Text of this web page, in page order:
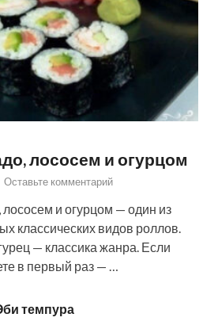
лососем и огурцом
Оставьте комментарий
и огурцом — один из
классических видов роллов.
— классика жанра. Если
в первый раз — …
темпура